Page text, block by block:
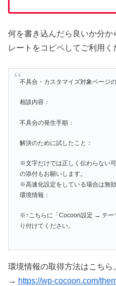
何を書き込んだら良いか分
レートをコピペしてご利用く
不具合・カスタマイズ対象ページ
相談内容：
不具合の発生手順：
解決のために試したこと：
※文字だけでは正しく伝わらない
の添付もお願いします。
※高速化設定をしている場合は無効
環境情報：
※↑こちらに「Cocoon設定 → テー
り付けてください。
環境情報の取得方法はこちら
→ https://wp-cocoon.com/